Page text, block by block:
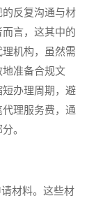
反复沟通与材
言，这其中的
机构，虽然需
准备合规文
办理周期，避
理服务费，通
。
材料。这些材